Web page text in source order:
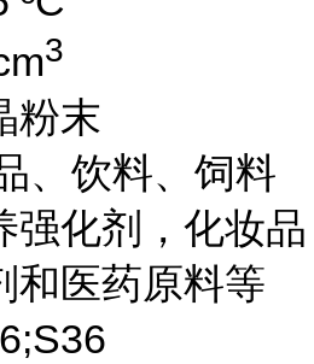
3
粉末
、饮料、饲料
强化剂，化妆品
和医药原料等